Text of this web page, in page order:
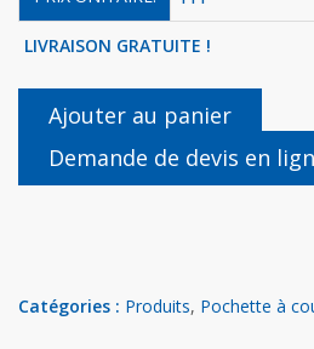
LIVRAISON GRATUITE !
Ajouter au panier
Demande de devis en
Catégories : Produits, Pochette à